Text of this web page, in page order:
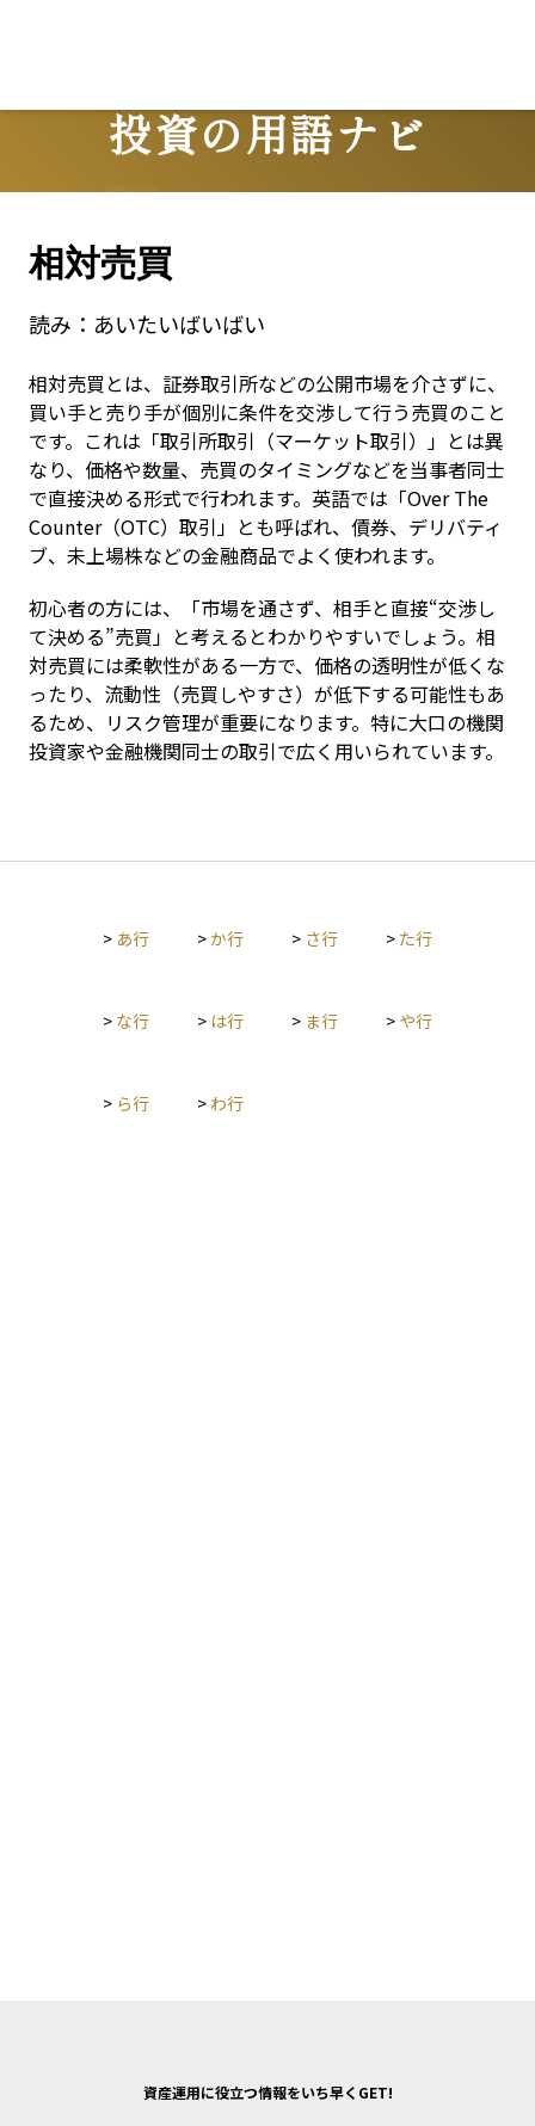
投資の用語ナビ
Terms
相対売買
読み： あいたいばいばい
相対売買とは、証券取引所などの公開市場を介さずに、
買い手と売り手が個別に条件を交渉して行う売買のこと
です。これは「取引所取引（マーケット取引）」とは異
なり、価格や数量、売買のタイミングなどを当事者同士
で直接決める形式で行われます。英語では「Over The
Counter（OTC）取引」とも呼ばれ、債券、デリバティ
ブ、未上場株などの金融商品でよく使われます。
初心者の方には、「市場を通さず、相手と直接“交渉し
て決める”売買」と考えるとわかりやすいでしょう。相
対売買には柔軟性がある一方で、価格の透明性が低くな
ったり、流動性（売買しやすさ）が低下する可能性もあ
るため、リスク管理が重要になります。特に大口の機関
投資家や金融機関同士の取引で広く用いられています。
> あ行 >か行 > さ行 > た行
> な行 > は行 > ま行 > や行
> ら行 > わ行
資産運用に役立つ情報をいち早くGET!